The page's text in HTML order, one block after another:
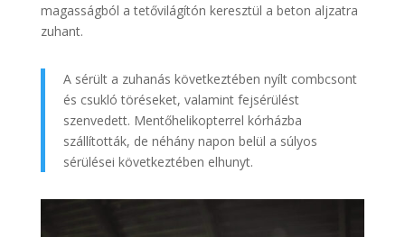
magasságból a tetővilágítón keresztül a beton aljzatra
zuhant.
A sérült a zuhanás következtében nyílt combcsont
és csukló töréseket, valamint fejsérülést
szenvedett. Mentőhelikopterrel kórházba
szállították, de néhány napon belül a súlyos
sérülései következtében elhunyt.